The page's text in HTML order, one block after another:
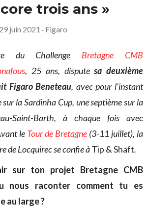
trois ans »
29 juin 2021 –Figaro
du Challenge Bretagne CMB
, 25 ans, disputesa deuxième
Figaro Beneteau, avec pour l’instant
sur la Sardinha Cup, une septième sur la
Saint-Barth, à chaque fois avec
le Tour de Bretagne (3-11 juillet), la
de Locquirec se confie àTip & Shaft.
sur ton projet Bretagne CMB
nous raconter comment tu es
au large ?